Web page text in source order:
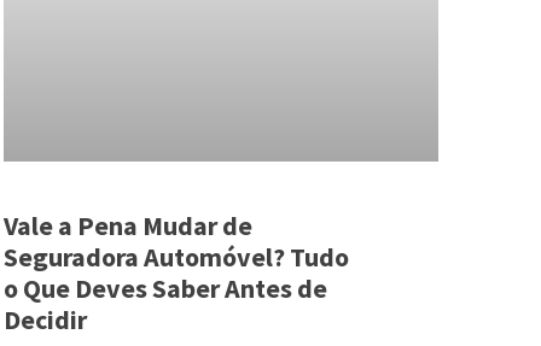
Vale a Pena Mudar de
Seguradora Automóvel? Tudo
o Que Deves Saber Antes de
Decidir